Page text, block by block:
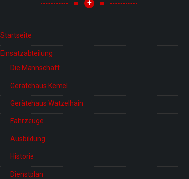
+
Startseite
Einsatzabteilung
Die Mannschaft
Gerätehaus Kemel
Gerätehaus Watzelhain
Fahrzeuge
Ausbildung
Historie
Dienstplan